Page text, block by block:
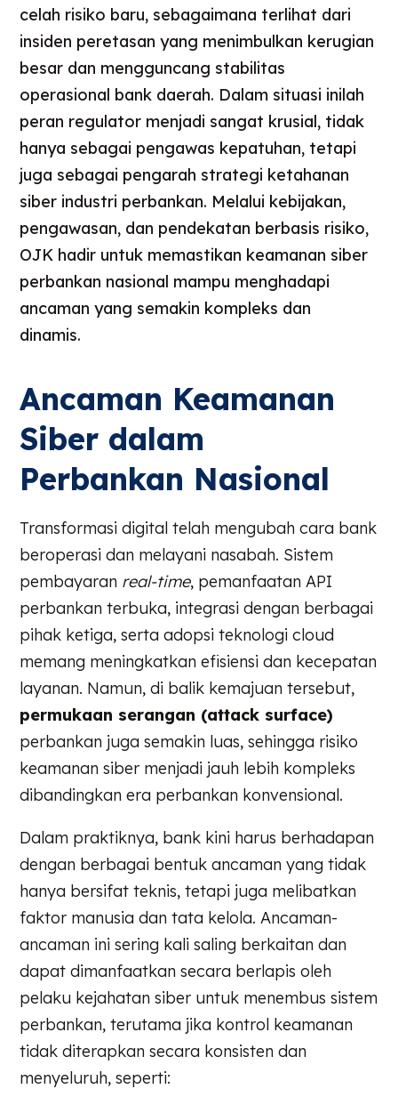
celah risiko baru, sebagaimana terlihat dari
insiden peretasan yang menimbulkan kerugian
besar dan mengguncang stabilitas
operasional bank daerah. Dalam situasi inilah
peran regulator menjadi sangat krusial, tidak
hanya sebagai pengawas kepatuhan, tetapi
juga sebagai pengarah strategi ketahanan
siber industri perbankan. Melalui kebijakan,
pengawasan, dan pendekatan berbasis risiko,
OJK hadir untuk memastikan keamanan siber
perbankan nasional mampu menghadapi
ancaman yang semakin kompleks dan
dinamis.
Ancaman Keamanan
Siber dalam
Perbankan Nasional
Transformasi digital telah mengubah cara bank
beroperasi dan melayani nasabah. Sistem
pembayaran real-time, pemanfaatan API
perbankan terbuka, integrasi dengan berbagai
pihak ketiga, serta adopsi teknologi cloud
memang meningkatkan efisiensi dan kecepatan
layanan. Namun, di balik kemajuan tersebut,
permukaan serangan (attack surface)
perbankan juga semakin luas, sehingga risiko
keamanan siber menjadi jauh lebih kompleks
dibandingkan era perbankan konvensional.
Dalam praktiknya, bank kini harus berhadapan
dengan berbagai bentuk ancaman yang tidak
hanya bersifat teknis, tetapi juga melibatkan
faktor manusia dan tata kelola. Ancaman-
ancaman ini sering kali saling berkaitan dan
dapat dimanfaatkan secara berlapis oleh
pelaku kejahatan siber untuk menembus sistem
perbankan, terutama jika kontrol keamanan
tidak diterapkan secara konsisten dan
menyeluruh, seperti: